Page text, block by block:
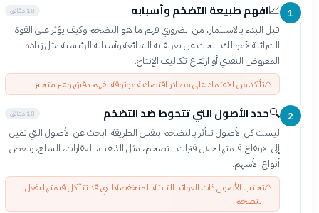
📈افهم طبيعة التضخم وأسبابه 10 دقائق
قبل البدء بالاستثمار، من الضروري فهم ما هو التضخم وكيف يؤثر على القوة
الشرائية لأموالك. ابحث عن تعريفاته الشائعة وأسبابه الرئيسية مثل زيادة
المعروض النقدي أو ارتفاع تكاليف الإنتاج.
⚠️تأكد من الاعتماد على مصادر اقتصادية موثوقة لفهم دقيق وغير متحيز.
🔍حدد الأصول التي تتحوط ضد التضخم 10 دقائق
ليست كل الأصول تتأثر بالتضخم بنفس الطريقة. ابحث عن الأصول التي تميل
إلى الارتفاع قيمتها خلال فترات التضخم، مثل الذهب، العقارات، السلع، وبعض
أنواع الأسهم.
⚠️تجنب الأصول ذات العوائد الثابتة المنخفضة التي قد تتآكل قيمتها بفعل
التضخم.